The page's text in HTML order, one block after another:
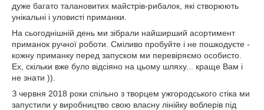
дуже багато талановитих майстрів-рибалок, які створюють
унікальні і уловисті приманки.
На сьогоднішній день ми зібрали найширший асортимент
приманок ручної роботи. Сміливо пробуйте і не пошкодуєте -
кожну приманку перед запуском ми перевіряємо особисто.
Ех, скільки вже було відсіяно на цьому шляху... краще Вам і
не знати )).
З червня 2018 роки спільно з творцем ужгородського стіка ми
запустили у виробництво свою власну лінійку воблерів під